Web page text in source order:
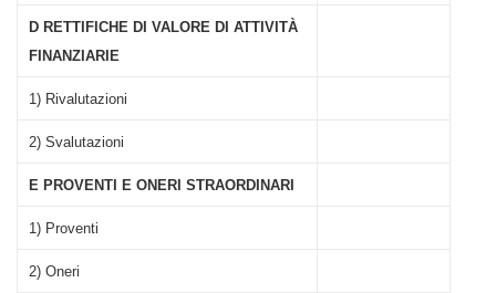
D RETTIFICHE DI VALORE DI ATTIVITÀ
FINANZIARIE
1) Rivalutazioni
2) Svalutazioni
E PROVENTI E ONERI STRAORDINARI
1) Proventi
2) Oneri